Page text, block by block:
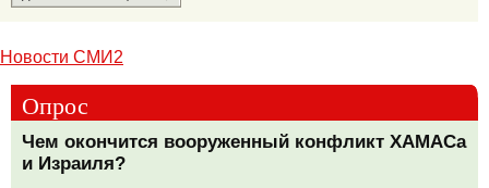
Новости СМИ2
Опрос
Чем окончится вооруженный конфликт ХАМАСа
и Израиля?